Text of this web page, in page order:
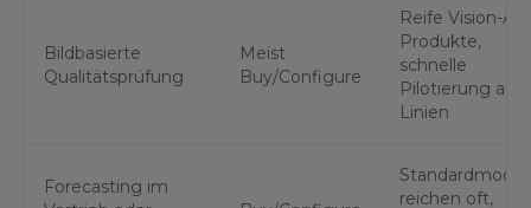
Bildbasierte
Qualitätsprüfung
Meist
Buy/Configure
Reife Vision-AI-
Produkte,
schnelle
Pilotierung an
Linien
Forecasting im
reichen oft,